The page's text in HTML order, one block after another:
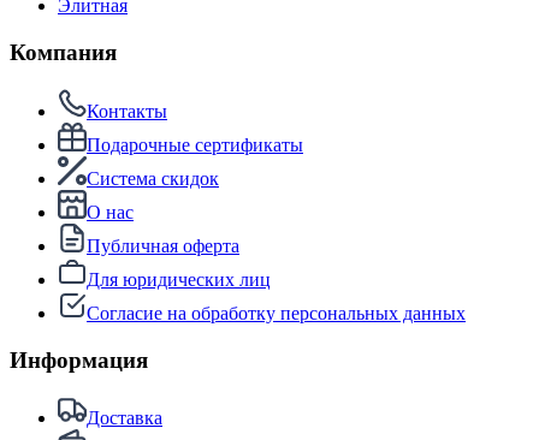
Элитная
Компания
Контакты
Подарочные сертификаты
Система скидок
О нас
Публичная оферта
Для юридических лиц
Согласие на обработку персональных данных
Информация
Доставка